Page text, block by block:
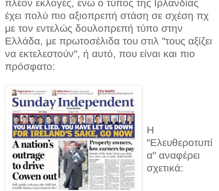
πλέον εκλογές, ενώ ο τύπος της Ιρλανδίας
έχει πολύ πιο αξιοπρεπή στάση σε σχέση πχ
με τον εντελώς δουλοπρεπή τύπο στην
Ελλάδα, με πρωτοσέλιδα του στιλ "τους αξίζει
να εκτελεστούν", ή αυτό, που είναι και πιο
πρόσφατο:
Η
"Ελευθεροτυπί
α" αναφέρει
σχετικά: